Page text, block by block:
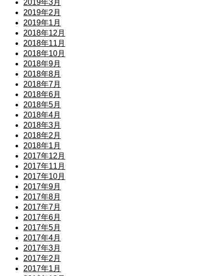
2019年3月
2019年2月
2019年1月
2018年12月
2018年11月
2018年10月
2018年9月
2018年8月
2018年7月
2018年6月
2018年5月
2018年4月
2018年3月
2018年2月
2018年1月
2017年12月
2017年11月
2017年10月
2017年9月
2017年8月
2017年7月
2017年6月
2017年5月
2017年4月
2017年3月
2017年2月
2017年1月